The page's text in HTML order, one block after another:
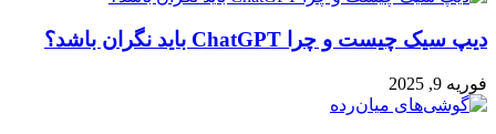
دیپ سیک چیست و چرا ChatGPT باید نگران باشد؟
فوریه 9, 2025